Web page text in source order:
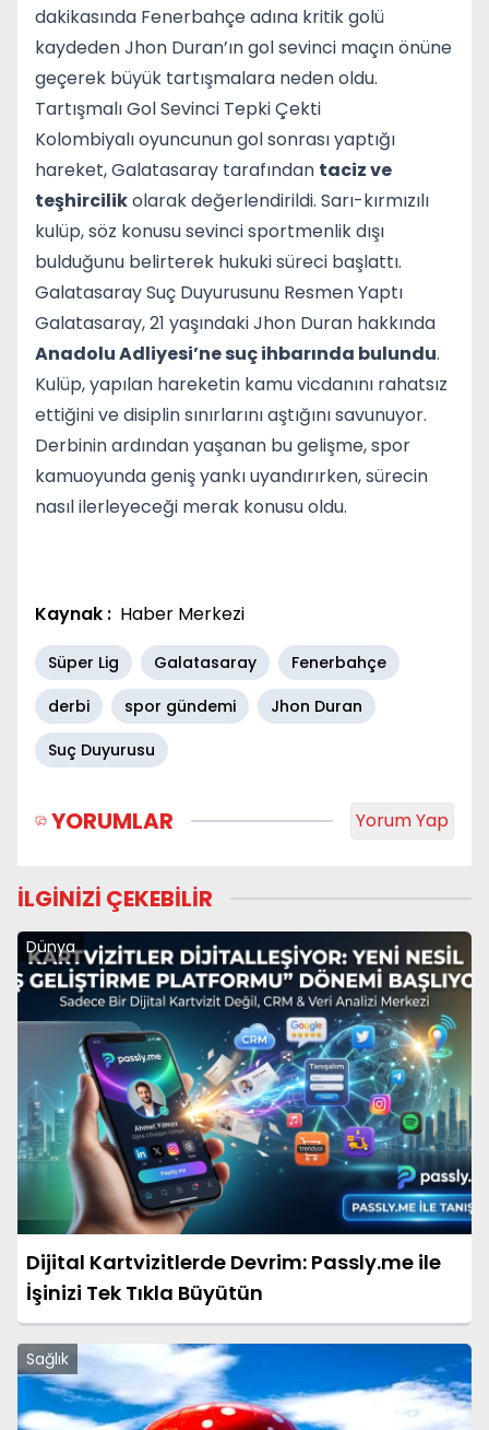
dakikasında Fenerbahçe adına kritik golü
kaydeden Jhon Duran’ın gol sevinci maçın önüne
geçerek büyük tartışmalara neden oldu.
Tartışmalı Gol Sevinci Tepki Çekti
Kolombiyalı oyuncunun gol sonrası yaptığı
hareket, Galatasaray tarafından taciz ve
teşhircilikolarak değerlendirildi. Sarı-kırmızılı
kulüp, söz konusu sevinci sportmenlik dışı
bulduğunu belirterek hukuki süreci başlattı.
Galatasaray Suç Duyurusunu Resmen Yaptı
Galatasaray, 21 yaşındaki Jhon Duran hakkında
Anadolu Adliyesi’ne suç ihbarında bulundu.
Kulüp, yapılan hareketin kamu vicdanını rahatsız
ettiğini ve disiplin sınırlarını aştığını savunuyor.
Derbinin ardından yaşanan bu gelişme, spor
kamuoyunda geniş yankı uyandırırken, sürecin
nasıl ilerleyeceği merak konusu oldu.
Kaynak : Haber Merkezi
Süper Lig Galatasaray
Fenerbahçe
derbi
spor gündemi
Jhon Duran
Suç Duyurusu
YORUMLAR Yorum Yap
İLGİNİZİ ÇEKEBİLİR
Dünya
Dijital Kartvizitlerde Devrim: Passly.me ile
İşinizi Tek Tıkla Büyütün
Sağlık